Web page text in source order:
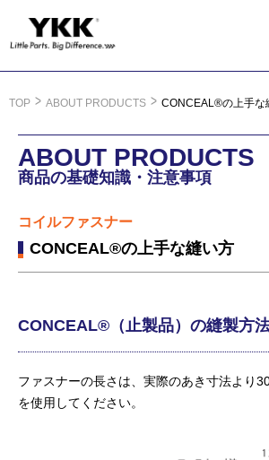
TOP ABOUT PRODUCTS CONCEAL®の上手な
ABOUT PRODUCTS
商品の基礎知識・注意事項
コイルファスナー
CONCEAL®の上手な縫い方
CONCEAL®（止製品）の縫製方
ファスナーの長さは、実際のあき寸法より
を使用してください。